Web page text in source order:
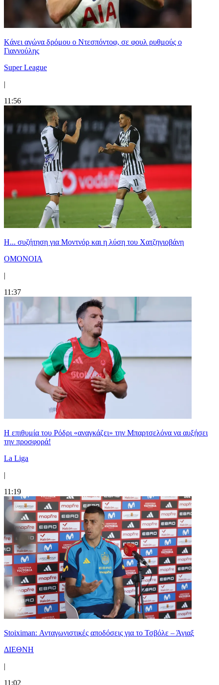
Kάνει αγώνα δρόμου ο Ντεσπόντοφ, σε φουλ ρυθμούς ο
Γιαννούλης
Super League
|
11:56
Η... συζήτηση για Μοντνόρ και η λύση του Χατζηγιοβάνη
ΟΜΟΝΟΙΑ
|
11:37
Η επιθυμία του Ρόδρι «αναγκάζει» την Μπαρτσελόνα να αυξήσει
την προσφορά!
La Liga
|
11:19
Stoiximan: Ανταγωνιστικές αποδόσεις για το Τσβόλε – Άγιαξ
ΔΙΕΘΝΗ
|
11:02